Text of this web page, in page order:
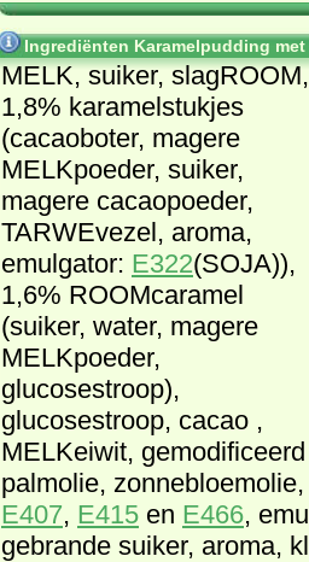
Ingrediënten Karamelpudding
MELK, suiker, slagROOM,
1,8% karamelstukjes
(cacaoboter, magere
MELKpoeder, suiker,
magere cacaopoeder,
TARWEvezel, aroma,
emulgator: E322(SOJA)),
1,6% ROOMcaramel
(suiker, water, magere
MELKpoeder,
glucosestroop),
glucosestroop, cacao ,
MELKeiwit,
palmolie,
E407, E415 en E466,
gebrande suiker, aroma,